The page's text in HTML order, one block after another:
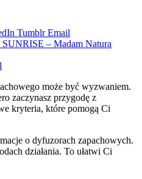
Tumblr Email
może być wyzwaniem.
zaczynasz przygodę z
kryteria, które pomogą Ci
o dyfuzorach zapachowych.
działania. To ułatwi Ci